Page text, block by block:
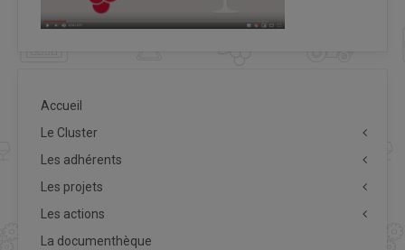
Accueil
Le Cluster
Les adhérents
Les projets
Les actions
La documenthèque